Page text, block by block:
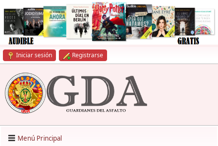
Iniciar sesión Registrarse
Menú Principal